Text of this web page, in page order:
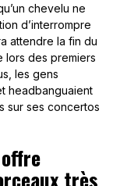
chevelu ne
d’interrompre
attendre la fin du
lors des premiers
les gens
headbanguaient
sur ses concertos
très